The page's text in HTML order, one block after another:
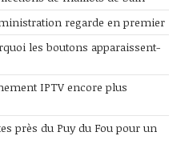
regarde en premier
les boutons apparaissent-
IPTV encore plus
près du Puy du Fou pour un